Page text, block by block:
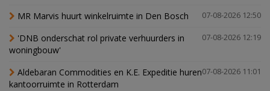
07-08-2026 12:50
MR Marvis huurt winkelruimte in Den Bosch
07-08-2026 12:19
'DNB onderschat rol private verhuurders in
woningbouw'
07-08-2026 11:01
Aldebaran Commodities en K.E. Expeditie huren
kantoorruimte in Rotterdam